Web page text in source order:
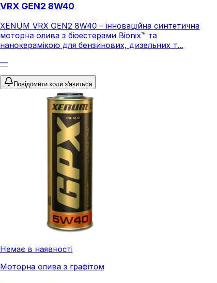
VRX GEN2 8W40
XENUM VRX GEN2 8W40 – інноваційна синтетична
моторна олива з біоестерами Bionix™ та
нанокерамікою для бензинових, дизельних т...
—
Повідомити коли з'явиться
Немає в наявності
Моторна олива з графітом